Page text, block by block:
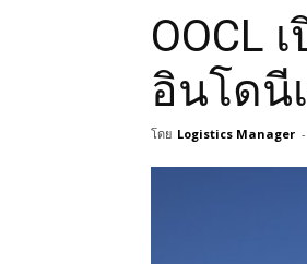
OOCL
อินโดนี
โดย Logistics Manager -